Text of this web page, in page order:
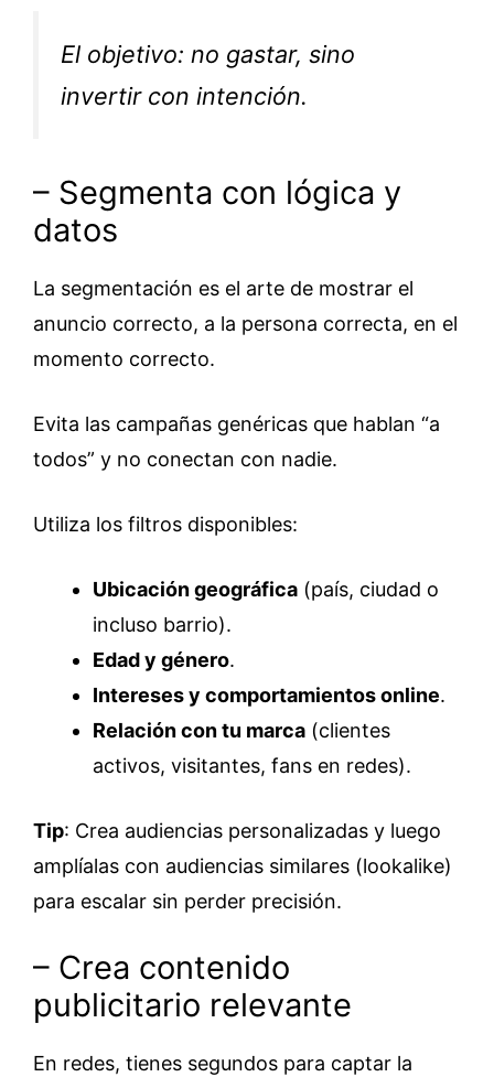
El objetivo: no gastar, sino
invertir con intención.
– Segmenta con lógica y
datos
La segmentación es el arte de mostrar el
anuncio correcto, a la persona correcta, en el
momento correcto.
Evita las campañas genéricas que hablan “a
todos” y no conectan con nadie.
Utiliza los filtros disponibles:
Ubicación geográfica (país, ciudad o
incluso barrio).
Edad y género.
Intereses y comportamientos online.
Relación con tu marca (clientes
activos, visitantes, fans en redes).
Tip: Crea audiencias personalizadas y luego
amplíalas con audiencias similares (lookalike)
para escalar sin perder precisión.
– Crea contenido
publicitario relevante
En redes, tienes segundos para captar la